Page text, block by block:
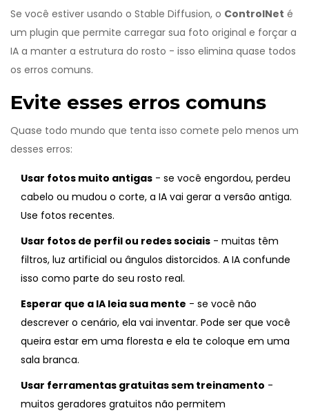
Se você estiver usando o Stable Diffusion, o ControlNet é
um plugin que permite carregar sua foto original e forçar a
IA a manter a estrutura do rosto - isso elimina quase todos
os erros comuns.
Evite esses erros comuns
Quase todo mundo que tenta isso comete pelo menos um
desses erros:
Usar fotos muito antigas - se você engordou, perdeu
cabelo ou mudou o corte, a IA vai gerar a versão antiga.
Use fotos recentes.
Usar fotos de perfil ou redes sociais - muitas têm
filtros, luz artificial ou ângulos distorcidos. A IA confunde
isso como parte do seu rosto real.
Esperar que a IA leia sua mente - se você não
descrever o cenário, ela vai inventar. Pode ser que você
queira estar em uma floresta e ela te coloque em uma
sala branca.
Usar ferramentas gratuitas sem treinamento -
muitos geradores gratuitos não permitem